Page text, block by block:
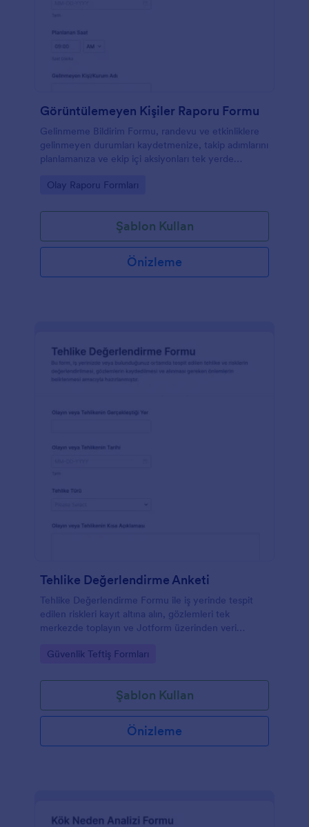
Görüntülemeyen Kişiler Raporu Formu
Gelinmeme Bildirim Formu, randevu ve etkinliklere
gelinmeyen durumları kaydetmenize, takip adımlarını
planlamanıza ve ekip içi aksiyonları tek yerde
Go to Category:
Olay Raporu Formları
Şablon Kullan
Önizleme
Tehlike Değerlendirme Anketi
Tehlike Değerlendirme Formu ile iş yerinde tespit
edilen riskleri kayıt altına alın, gözlemleri tek
merkezde toplayın ve Jotform üzerinden veri
Go to Category:
Güvenlik Teftiş Formları
Şablon Kullan
Önizleme